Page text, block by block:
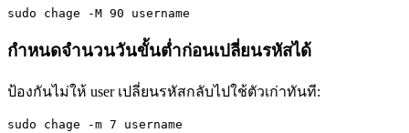
sudo chage -M 90 username
กำหนดจำนวนวันขั้นต่ำก่อนเปลี่ยนรหัสได้
ป้องกันไม่ให้ user เปลี่ยนรหัสกลับไปใช้ตัวเก่าทันที:
sudo chage -m 7 username